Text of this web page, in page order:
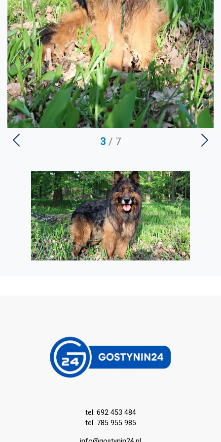
3 / 7
tel. 692 453 484
tel. 785 955 985